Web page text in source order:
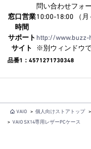
問い合わせフォ
窓口営業
時間
10:00-18:00 （月
サポート
サイト
http://www.buzz-
※別ウィンドウで
品番1：4571271730348
VAIO > 個人向けストアトップ >
> VAIO SX14専用レザーPCケース